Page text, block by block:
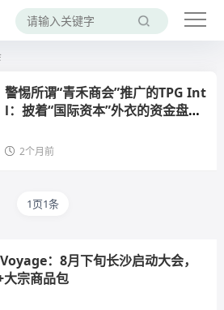
警惕所谓“青禾商会”推广的TPG Int
l：披着“国际资本”外衣的资金盘骗
2个月前
1页1条
：8月下旬长沙启动大会，
大宗商品包